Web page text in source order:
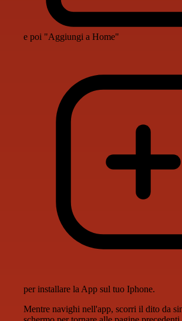
e poi "Aggiungi a Home"
per installare la App sul tuo Iphone.
Mentre navighi nell'app, scorri il dito da